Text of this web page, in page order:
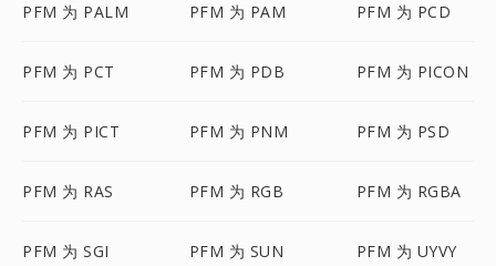
PFM 为 PALM PFM 为 PAM PFM 为 PCD
PFM 为 PCT PFM 为 PDB PFM 为 PICON
PFM 为 PICT PFM 为 PNM PFM 为 PSD
PFM 为 RAS PFM 为 RGB PFM 为 RGBA
PFM 为 SGI PFM 为 SUN PFM 为 UYVY